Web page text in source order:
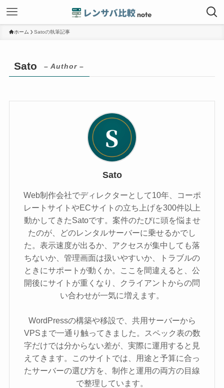
ホーム Satoの執筆記事
Sato – Author –
Sato
Web制作会社でディレクターとして10年、コーポ
レートサイトやECサイトの立ち上げを300件以上
動かしてきたSatoです。案件のたびに頭を悩ませ
たのが、どのレンタルサーバーに乗せるかでし
た。表示速度が出るか、アクセスが集中しても落
ちないか、管理画面は扱いやすいか、トラブルの
ときにサポートが動くか。ここを間違えると、公
開後にサイトが重くなり、クライアントからの問
い合わせが一気に増えます。
WordPressの構築や移設で、共用サーバーから
VPSまで一通り触ってきました。スペック表の数
字だけでは分からない差が、実際に運用すると見
えてきます。このサイトでは、用途と予算に合っ
たサーバーの選び方を、制作と運用の両方の目線
で整理しています。